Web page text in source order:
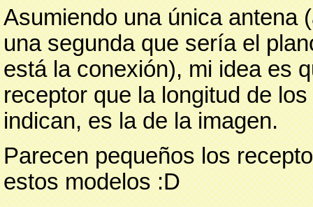
Asumiendo una única antena
una segunda que sería el
está la conexión), mi idea es
receptor que la longitud de
indican, es la de la imagen.
Parecen pequeños los
estos modelos :D